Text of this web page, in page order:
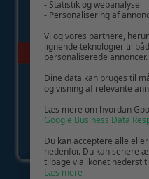
- Statistik og webanalyse
- Personalisering af
Vi og vores partnere,
lignende teknologier til
personaliserede annoncer.
Dine data kan bruges til
og visning af relevante
Læs mere om hvordan
Google Business Data
Du kan acceptere alle
nedenfor. Du kan senere
tilbage via ikonet nederst
Læs mere